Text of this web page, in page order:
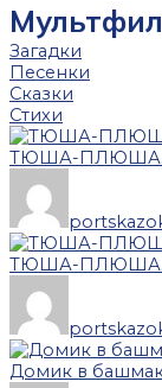
Загадки
Песенки
Сказки
Стихи
ТЮША-ПЛЮША.
ТЮША-ПЛЮША.
Домик в